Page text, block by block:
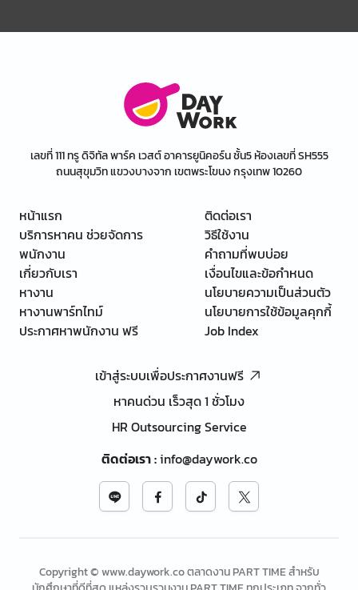
เลขที่ 111 ทรู ดิจิทัล พาร์ค เวสต์ อาคารยูนิคอร์น ชั้น5 ห้องเลขที่ SH555
ถนนสุขุมวิท แขวงบางจาก เขตพระโขนง กรุงเทพ 10260
หน้าแรก
บริการหาคน ช่วยจัดการ
พนักงาน
เกี่ยวกับเรา
หางาน
หางานพาร์ทไทม์
ประกาศหาพนักงาน ฟรี
ติดต่อเรา
วิธีใช้งาน
คำถามที่พบบ่อย
เงื่อนไขและข้อกำหนด
นโยบายความเป็นส่วนตัว
นโยบายการใช้ข้อมูลคุกกี้
Job Index
เข้าสู่ระบบเพื่อประกาศงานฟรี
หาคนด่วน เร็วสุด 1 ชั่วโมง
HR Outsourcing Service
ติดต่อเรา:info@daywork.co
Copyright © www.daywork.co ตลาดงาน PART TIME สำหรับ